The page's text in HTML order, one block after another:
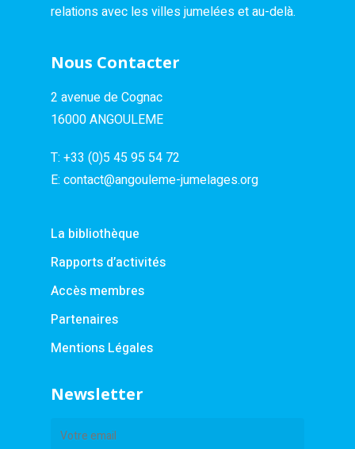
relations avec les villes jumelées et au-delà.
Nous Contacter
2 avenue de Cognac
16000 ANGOULEME
T: +33 (0)5 45 95 54 72
E: contact@angouleme-jumelages.org
La bibliothèque
Rapports d’activités
Accès membres
Partenaires
Mentions Légales
Newsletter